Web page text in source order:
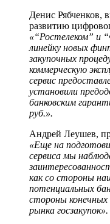
Денис Рябченков,
развитию
«“Ростелеком” и
линейку новых
закупочных
коммерческую
сервис
установили
банковским
руб.».
Андрей Леушев,
«Еще на
сервиса мы
как со стороны
потенциальных
стороны конечных
рынка госзакупок».